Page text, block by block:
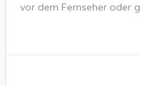
vor dem Fernseher oder